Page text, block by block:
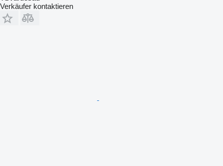
Verkäufer kontaktieren